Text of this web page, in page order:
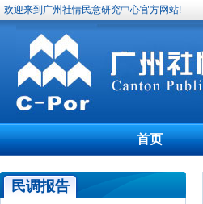
欢迎来到广州社情民意研究中心官方网站!
首页
民调报告